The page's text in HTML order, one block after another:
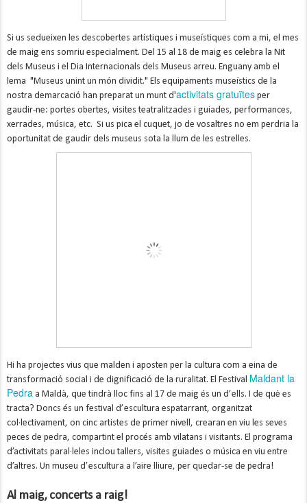
Si us sedueixen les descobertes artístiques i museístiques com a mi, el mes
de maig ens somriu especialment. Del 15 al 18 de maig es celebra la Nit
dels Museus i el Dia Internacionals dels Museus arreu. Enguany amb el
lema "Museus unint un món dividit." Els equipaments museístics de la
nostra demarcació han preparat un munt d'activitats gratuïtes per
gaudir-ne: portes obertes, visites teatralitzades i guiades, performances,
xerrades, música, etc. Si us pica el cuquet, jo de vosaltres no em perdria la
oportunitat de gaudir dels museus sota la llum de les estrelles.
Hi ha projectes vius que malden i aposten per la cultura com a eina de
transformació social i de dignificació de la ruralitat. El Festival Maldant la
Pedra a Maldà, que tindrà lloc fins al 17 de maig és un d’ells. I de què es
tracta? Doncs és un festival d’escultura espatarrant, organitzat
col·lectivament, on cinc artistes de primer nivell, crearan en viu les seves
peces de pedra, compartint el procés amb vilatans i visitants. El programa
d’activitats paral·leles inclou tallers, visites guiades o música en viu entre
d’altres. Un museu d’escultura a l’aire lliure, per quedar-se de pedra!
Al maig, concerts a raig!